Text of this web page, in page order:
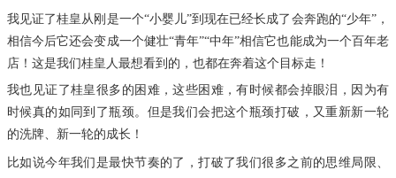
我见证了桂皇从刚是一个“小婴儿”到现在已经长成了会奔跑的“少年”，
相信今后它还会变成一个健壮“青年”“中年”相信它也能成为一个百年老
店！ 这是我们桂皇人最想看到的，也都在奔着这个目标走！
我也见证了桂皇很多的困难，这些困难，有时候都会掉眼泪，因为有
时候真的如同到了瓶颈。 但是我们会把这个瓶颈打破，又重新新一轮
的洗牌、新一轮的成长！
比如说今年我们是最快节奏的了，打破了我们很多之前的思维局限、